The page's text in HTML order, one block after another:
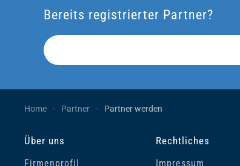
Bereits registrierter Partner?
Home Partner Partner werden
Über uns
Firmenprofil
Rechtliches
Impressum